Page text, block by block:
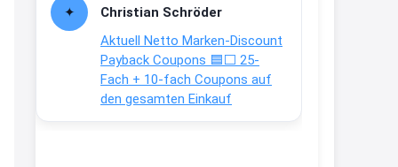
Christian Schröder
Aktuell Netto Marken-Discount
Payback Coupons 🟦⬜ 25-
Fach + 10-fach Coupons auf
den gesamten Einkauf
↩
Joachim